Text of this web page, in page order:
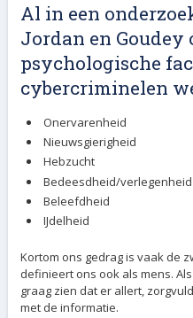
Al in een
Jordan en Goudey
psychologische
cybercriminelen
Onervarenheid
Nieuwsgierigheid
Hebzucht
Bedeesdheid/verlegenheid
Beleefdheid
IJdelheid
Kortom ons gedrag is vaak de
definieert ons ook als mens.
graag zien dat er allert,
met de informatie.